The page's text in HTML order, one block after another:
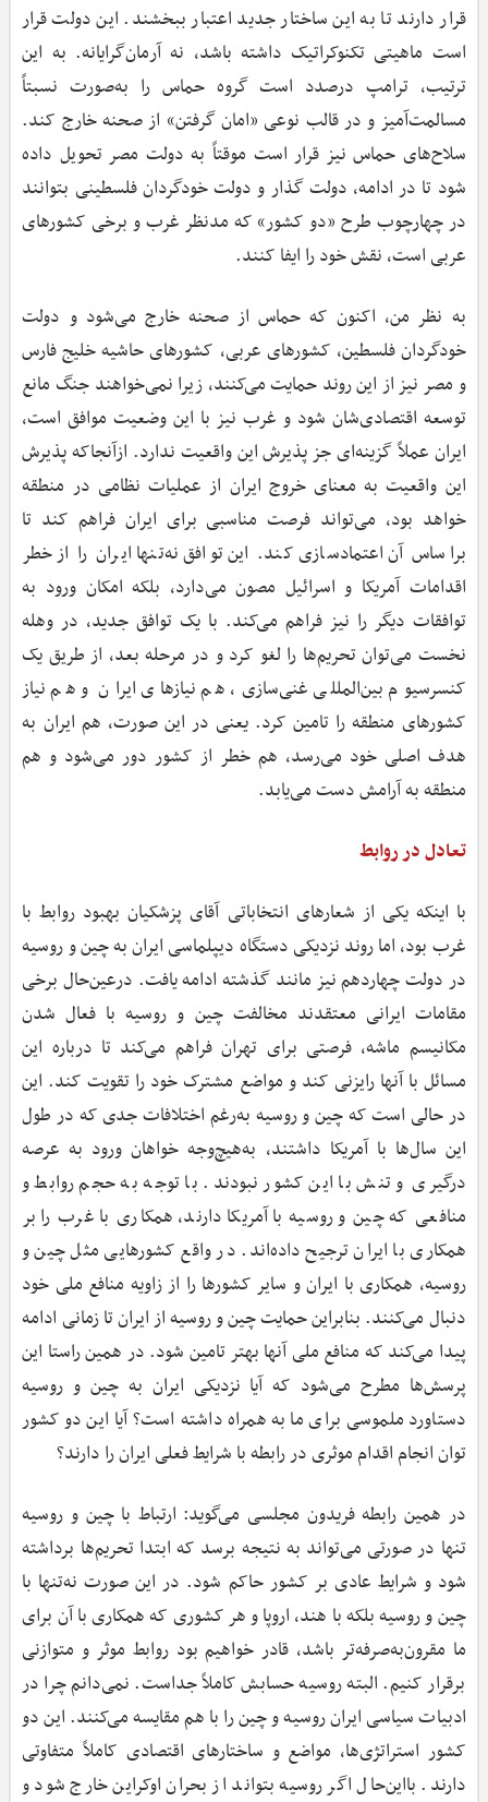
قرار دارند تا به این ساختار جدید اعتبار ببخشند. این دولت قرار
است ماهیتی تکنوکراتیک داشته باشد، نه آرمان‌گرایانه. به این
ترتیب، ترامپ درصدد است گروه حماس را به‌صورت نسبتاً
مسالمت‌آمیز و در قالب نوعی «امان گرفتن» از صحنه خارج کند.
سلاح‌های حماس نیز قرار است موقتاً به دولت مصر تحویل داده
شود تا در ادامه، دولت گذار و دولت خودگردان فلسطینی بتوانند
در چهارچوب طرح «دو کشور» که مدنظر غرب و برخی کشورهای
عربی است، نقش خود را ایفا کنند.
به نظر من، اکنون که حماس از صحنه خارج می‌شود و دولت
خودگردان فلسطین، کشورهای عربی، کشورهای حاشیه خلیج فارس
و مصر نیز از این روند حمایت می‌کنند، زیرا نمی‌خواهند جنگ مانع
توسعه اقتصادی‌شان شود و غرب نیز با این وضعیت موافق است،
ایران عملاً گزینه‌ای جز پذیرش این واقعیت ندارد. ازآنجاکه پذیرش
این واقعیت به معنای خروج ایران از عملیات نظامی در منطقه
خواهد بود، می‌تواند فرصت مناسبی برای ایران فراهم کند تا
براساس آن اعتمادسازی کند. این توافق نه‌تنها ایران را از خطر
اقدامات آمریکا و اسرائیل مصون می‌دارد، بلکه امکان ورود به
توافقات دیگر را نیز فراهم می‌کند. با یک توافق جدید، در وهله
نخست می‌توان تحریم‌ها را لغو کرد و در مرحله بعد، از طریق یک
کنسرسیوم بین‌المللی غنی‌سازی، هم نیازهای ایران و هم نیاز
کشورهای منطقه را تامین کرد. یعنی در این صورت، هم ایران به
هدف اصلی خود می‌رسد، هم خطر از کشور دور می‌شود و هم
منطقه به آرامش دست می‌یابد.
تعادل در روابط
با اینکه یکی از شعارهای انتخاباتی آقای پزشکیان بهبود روابط با
غرب بود، اما روند نزدیکی دستگاه دیپلماسی ایران به چین و روسیه
در دولت چهاردهم نیز مانند گذشته ادامه یافت. درعین‌حال برخی
مقامات ایرانی معتقدند مخالفت چین و روسیه با فعال شدن
مکانیسم ماشه، فرصتی برای تهران فراهم می‌کند تا درباره این
مسائل با آنها رایزنی کند و مواضع مشترک خود را تقویت کند. این
در حالی است که چین و روسیه به‌رغم اختلافات جدی که در طول
این سال‌ها با آمریکا داشتند، به‌هیچ‌وجه خواهان ورود به عرصه
درگیری و تنش با این کشور نبودند. با توجه به حجم روابط و
منافعی که چین و روسیه با آمریکا دارند، همکاری با غرب را بر
همکاری با ایران ترجیح داده‌اند. در واقع کشورهایی مثل چین و
روسیه، همکاری با ایران و سایر کشورها را از زاویه منافع ملی خود
دنبال می‌کنند. بنابراین حمایت چین و روسیه از ایران تا زمانی ادامه
پیدا می‌کند که منافع ملی آنها بهتر تامین شود. در همین راستا این
پرسش‌ها مطرح می‌شود که آیا نزدیکی ایران به چین و روسیه
دستاورد ملموسی برای ما به همراه داشته است؟ آیا این دو کشور
توان انجام اقدام موثری در رابطه با شرایط فعلی ایران را دارند؟
در همین رابطه فریدون مجلسی می‌گوید: ارتباط با چین و روسیه
تنها در صورتی می‌تواند به نتیجه برسد که ابتدا تحریم‌ها برداشته
شود و شرایط عادی بر کشور حاکم شود. در این صورت نه‌تنها با
چین و روسیه بلکه با هند، اروپا و هر کشوری که همکاری با آن برای
ما مقرون‌به‌صرفه‌تر باشد، قادر خواهیم بود روابط موثر و متوازنی
برقرار کنیم. البته روسیه حسابش کاملاً جداست. نمی‌دانم چرا در
ادبیات سیاسی ایران روسیه و چین را با هم مقایسه می‌کنند. این دو
کشور استراتژی‌ها، مواضع و ساختارهای اقتصادی کاملاً متفاوتی
دارند. بااین‌حال اگر روسیه بتواند از بحران اوکراین خارج شود و